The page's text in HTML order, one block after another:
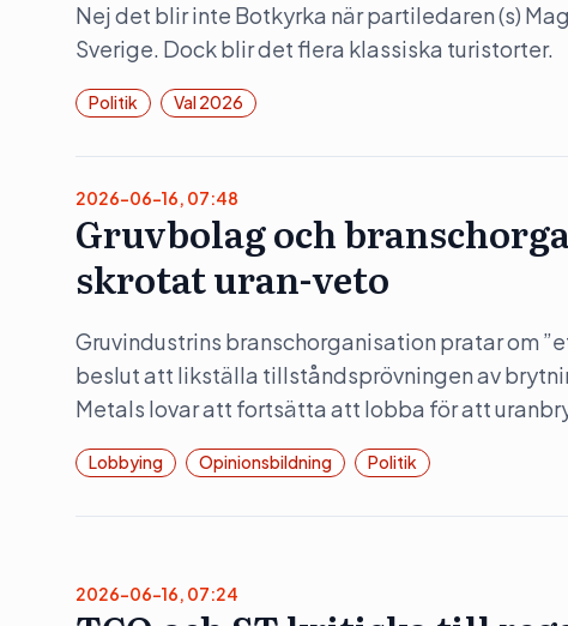
Nej det blir inte Botkyrka när partiledaren (s)
Sverige. Dock blir det flera klassiska turistorter.
Politik Val 2026
2026-06-16, 07:48
Gruvbolag och
skrotat uran-veto
Gruvindustrins branschorganisation pratar om
beslut att likställa tillståndsprövningen av
Metals lovar att fortsätta att lobba för att
Lobbying Opinionsbildning Politik
2026-06-16, 07:24